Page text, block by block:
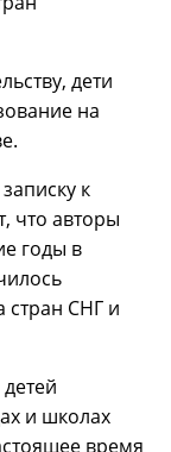
дети
на
к
что авторы
годы в
стран СНГ и
и школах
время